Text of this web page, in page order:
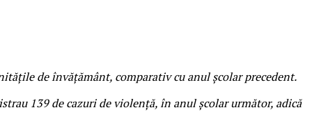
de învăţământ, comparativ cu anul şcolar precedent.
139 de cazuri de violenţă, în anul şcolar următor, adică